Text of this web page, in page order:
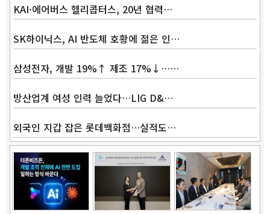
KAI·에어버스 헬리콥터스, 20년 협력…
SK하이닉스, AI 반도체 호황에 젊은 인…
삼성전자, 개발 19%↑ 제조 17%↓……
방산업계 여성 인력 늘었다…LIG D&…
외국인 지갑 잡은 롯데백화점…실적도…